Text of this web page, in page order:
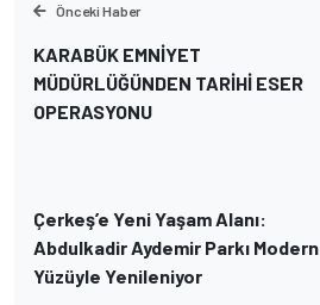
Önceki Haber
KARABÜK EMNİYET
MÜDÜRLÜĞÜNDEN TARİHİ ESER
OPERASYONU
Çerkeş’e Yeni Yaşam Alanı:
Abdulkadir Aydemir Parkı Modern
Yüzüyle Yenileniyor